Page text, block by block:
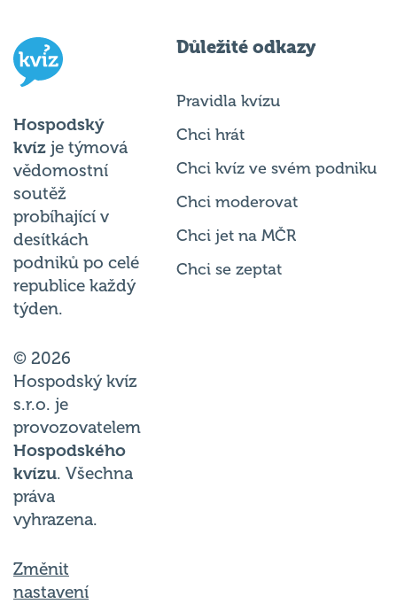
Hospodský
kvíz je týmová
vědomostní
soutěž
probíhající v
desítkách
podniků po celé
republice každý
týden.
© 2026
Hospodský kvíz
s.r.o. je
provozovatelem
Hospodského
kvízu. Všechna
práva
vyhrazena.
Změnit
nastavení
Důležité odkazy
Pravidla kvízu
Chci hrát
Chci kvíz ve svém podniku
Chci moderovat
Chci jet na MČR
Chci se zeptat